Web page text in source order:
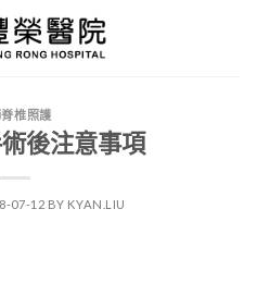
脊椎照護
後注意事項
07-12 BY KYAN.LIU